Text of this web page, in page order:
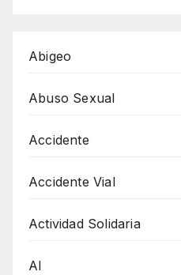
Abigeo
Abuso Sexual
Accidente
Accidente Vial
Actividad Solidaria
AI